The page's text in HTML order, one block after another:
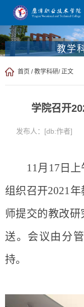
教学
首页 /教学科研/ 正文
学院召开
发布人：[db:作者]
11月17日
组织召开2021
师提交的教改
送。会议由分
持。